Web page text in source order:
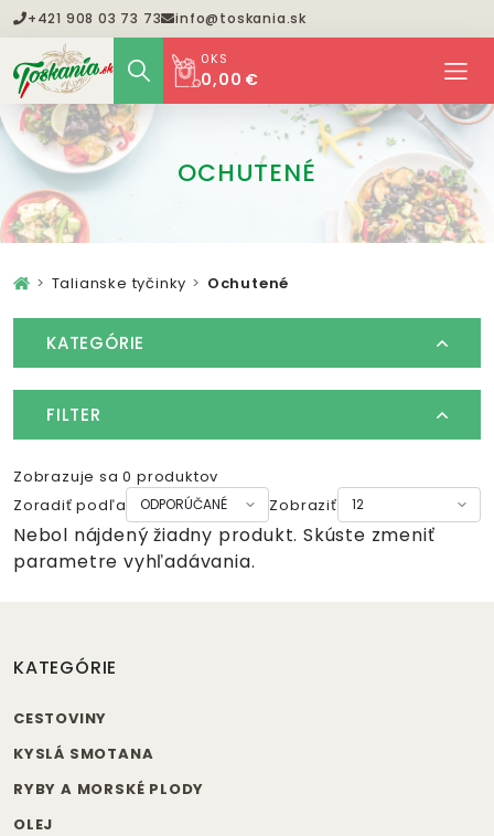
+421 908 03 73 73 info@toskania.sk
0KS
0,00 €
OCHUTENÉ
Talianske tyčinky Ochutené
KATEGÓRIE
FILTER
Zobrazuje sa 0 produktov
Zoradiť podľa
Zobraziť
Nebol nájdený žiadny produkt. Skúste zmeniť
parametre vyhľadávania.
KATEGÓRIE
CESTOVINY
KYSLÁ SMOTANA
RYBY A MORSKÉ PLODY
OLEJ